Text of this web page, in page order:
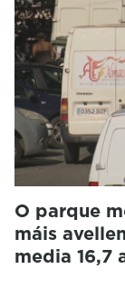
O parque
máis
media 16,7